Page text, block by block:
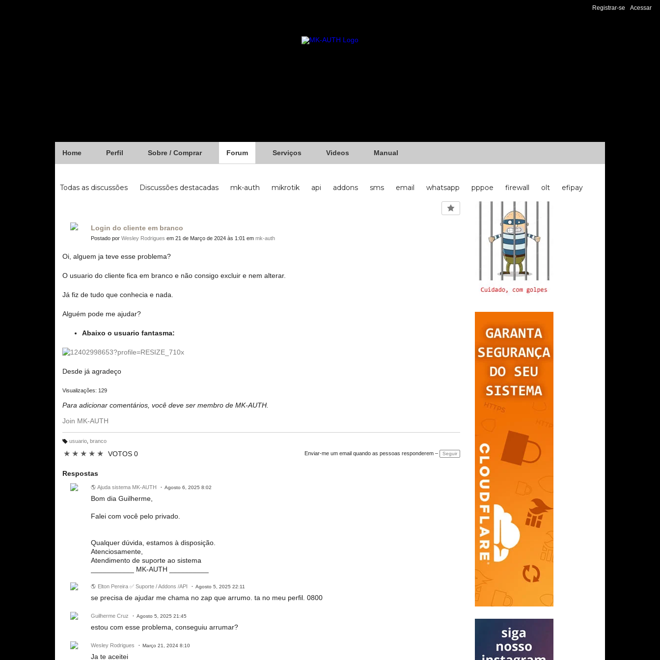
Registrar-se Acessar
Home Perfil Sobre / Comprar Forum Serviços Videos Manual
Todas as discussões
Discussões destacadas mk-auth mikrotik api addons sms email whatsapp pppoe firewall olt
efipay
Login do cliente em branco
Postado por Wesley Rodrigues em 21 de Março de 2024 às 1:01 em mk-auth
Oi, alguem ja teve esse problema?
O usuario do cliente fica em branco e não consigo excluir e nem alterar.
Já fiz de tudo que conhecia e nada.
Alguém pode me ajudar?
Abaixo o usuario fantasma:
Desde já agradeço
Visualizações: 129
Para adicionar comentários, você deve ser membro de MK-AUTH.
Join MK-AUTH
ar
c
õ
e
usuario, branco
★ ★ ★ ★ ★ VOTOS 0 Enviar-me um email quando as pessoas responderem – Seguir
Respostas
🌎 Ajuda sistema MK-AUTH Agosto 6, 2025 8:02
Bom dia Guilherme,
Falei com você pelo privado.
Qualquer dúvida, estamos à disposição.
Atenciosamente,
Atendimento de suporte ao sistema
___________ MK-AUTH __________
🌎 Elton Pereira ✅ Suporte / Addons /API Agosto 5, 2025 22:11
se precisa de ajudar me chama no zap que arrumo. ta no meu perfil. 0800
Guilherme Cruz Agosto 5, 2025 21:45
estou com esse problema, conseguiu arrumar?
Wesley Rodrigues Março 21, 2024 8:10
Ja te aceitei